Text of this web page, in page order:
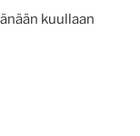
kuullaan